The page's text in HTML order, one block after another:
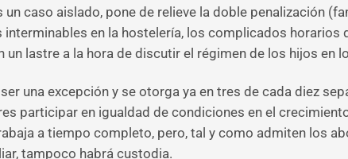
caso aislado, pone de relieve la doble penalización
en la hostelería, los complicados horarios
lastre a la hora de discutir el régimen de los hijos en
una excepción y se otorga ya en tres de cada diez
participar en igualdad de condiciones en el
a tiempo completo, pero, tal y como admiten los
tampoco habrá custodia.